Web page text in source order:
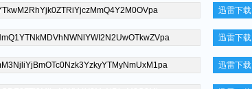
迅雷下载
迅雷下载
迅雷下载